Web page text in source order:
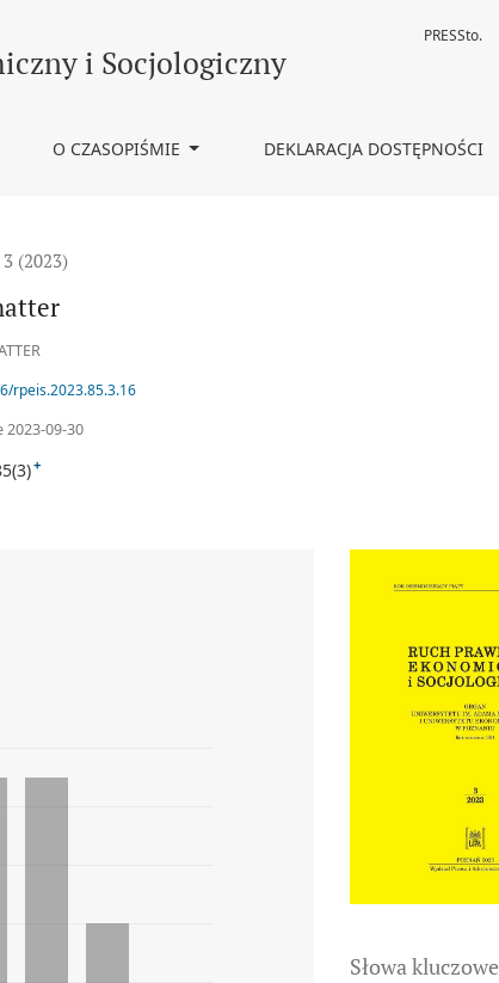
i Socjologiczny
O CZASOPIŚMIE DEKLARACJA DOSTĘPNOŚCI
PRESSto.
(2023)
rpeis.2023.85.3.16
09-30
+
Słowa kluczowe